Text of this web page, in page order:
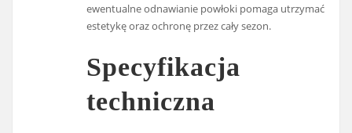
ewentualne odnawianie powłoki pomaga utrzymać
estetykę oraz ochronę przez cały sezon.
Specyfikacja
techniczna